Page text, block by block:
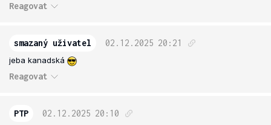
Reagovat
smazaný uživatel 02.12.2025 20:21
jeba kanadská
Reagovat
PTP 02.12.2025 20:10